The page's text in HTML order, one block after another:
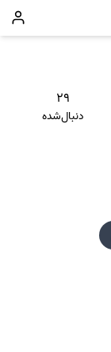
۲۹
دنبال‌شده